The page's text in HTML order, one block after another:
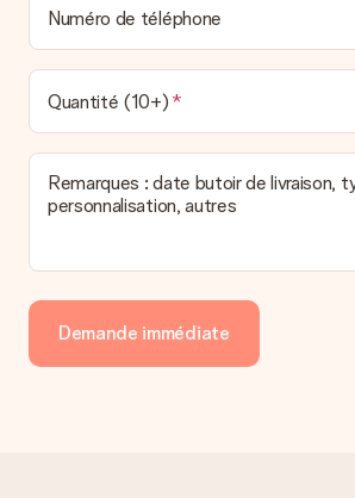
Numéro de téléphone
Quantité (10+)
Remarques : date butoir de livraison,
personnalisation, autres
Demande immédiate